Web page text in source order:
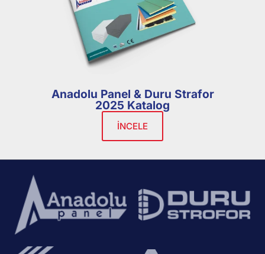
Anadolu Panel & Duru Strafor
2025 Katalog
İNCELE